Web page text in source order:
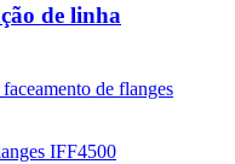
de linha